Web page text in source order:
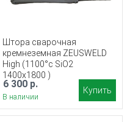
Штора сварочная
кремнеземная ZEUSWELD
High (1100°c SiO2
1400x1800 )
6 300 р.
В наличии
Купить